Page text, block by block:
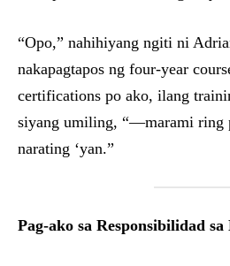
“Opo,” nahihiyang ngiti ni
nakapagtapos ng four-year
certifications po ako, ilang
siyang umiling, “—marami ring
narating ‘yan.”
Pag-ako sa Responsibilidad